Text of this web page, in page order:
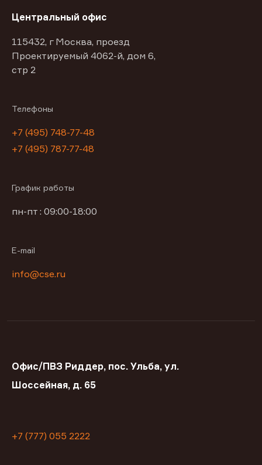
Центральный офис
115432, г Москва, проезд
Проектируемый 4062-й, дом 6,
стр 2
Телефоны
+7 (495) 748-77-48
+7 (495) 787-77-48
График работы
пн-пт : 09:00-18:00
E-mail
info@cse.ru
Офис/ПВЗ Риддер, пос. Ульба, ул.
Шоссейная, д. 65
+7 (777) 055 2222